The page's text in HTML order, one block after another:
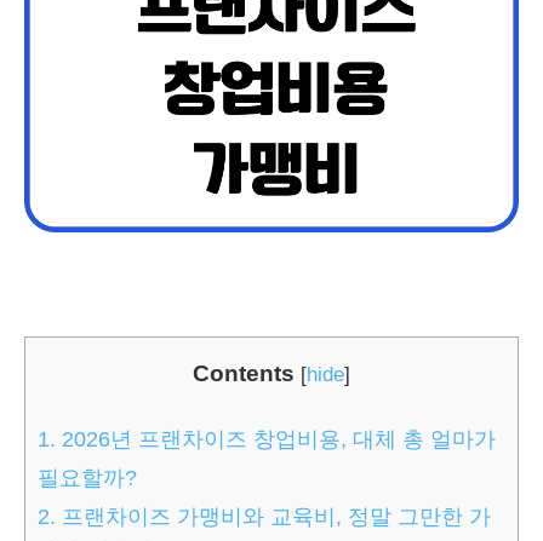
Contents [hide]
1. 2026년 프랜차이즈 창업비용, 대체 총 얼마가
필요할까?
2. 프랜차이즈 가맹비와 교육비, 정말 그만한 가